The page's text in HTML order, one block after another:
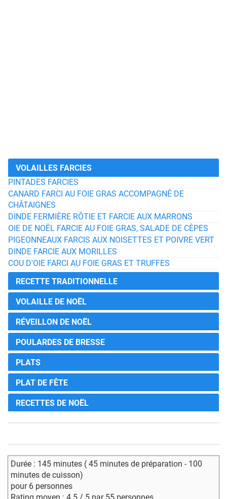
VOLAILLES FARCIES
PINTADES FARCIES
CANARD FARCI AU FOIE GRAS ACCOMPAGNÉ DE
CHÂTAIGNES
DINDE FERMIÈRE RÔTIE ET FARCIE AUX MARRONS
OIE DE NOËL FARCIE AU FOIE GRAS, SALADE DE CÈPES
PIGEONNEAUX FARCIS AUX NOISETTES ET POIVRE VERT
DINDE FARCIE AUX MORILLES
COU D'OIE FARCI AU FOIE GRAS ET TRUFFES
RECETTE TRADITIONNELLE
VOLAILLE DE NOËL
RÉVEILLON DE NOËL
POULARDES DE BRESSE
PLATS
PLAT DE FÊTE
RECETTES DE NOËL
Durée : 145 minutes ( 45 minutes de préparation - 100
minutes de cuisson)
pour 6 personnes